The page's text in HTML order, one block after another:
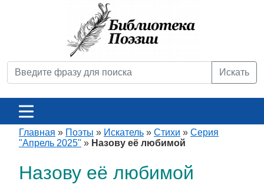
Искать
Главная » Поэты » Искатель » Стихи » Серия
"Апрель 2025" » Назову её любимой
Назову её любимой